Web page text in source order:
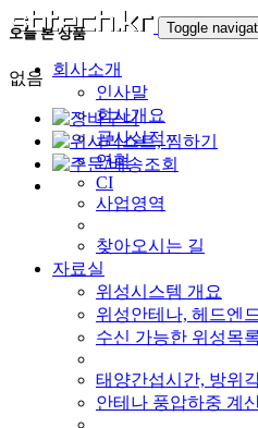
Toggle
회사소개
인사말
회사개요
공사실적
연혁
CI
사업영역
찾아오시는 길
자료실
위성시스템 개요
위성안테나, 헤드엔
수신 가능한 위성목
태양간섭시간, 방위
안테나 풍압하중 계산
오늘 본 상품
없음